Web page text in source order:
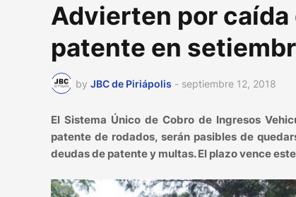
Advierten por caída
patente en
by JBC de Piriápolis - septiembre 12, 2018
El Sistema Único de Cobro de Ingresos
patente de rodados, serán pasibles de
deudas de patente y multas. El plazo vence